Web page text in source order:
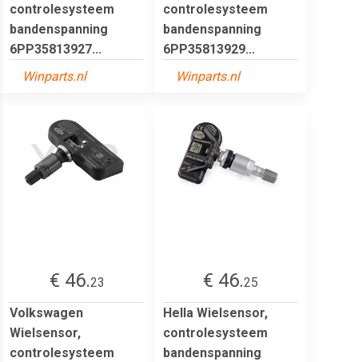
controlesysteem
bandenspanning
6PP35813927...
Winparts.nl
controlesysteem
bandenspanning
6PP35813929...
Winparts.nl
€ 46.23
Volkswagen
Wielsensor,
controlesysteem
€ 46.25
Hella Wielsensor,
controlesysteem
bandenspanning